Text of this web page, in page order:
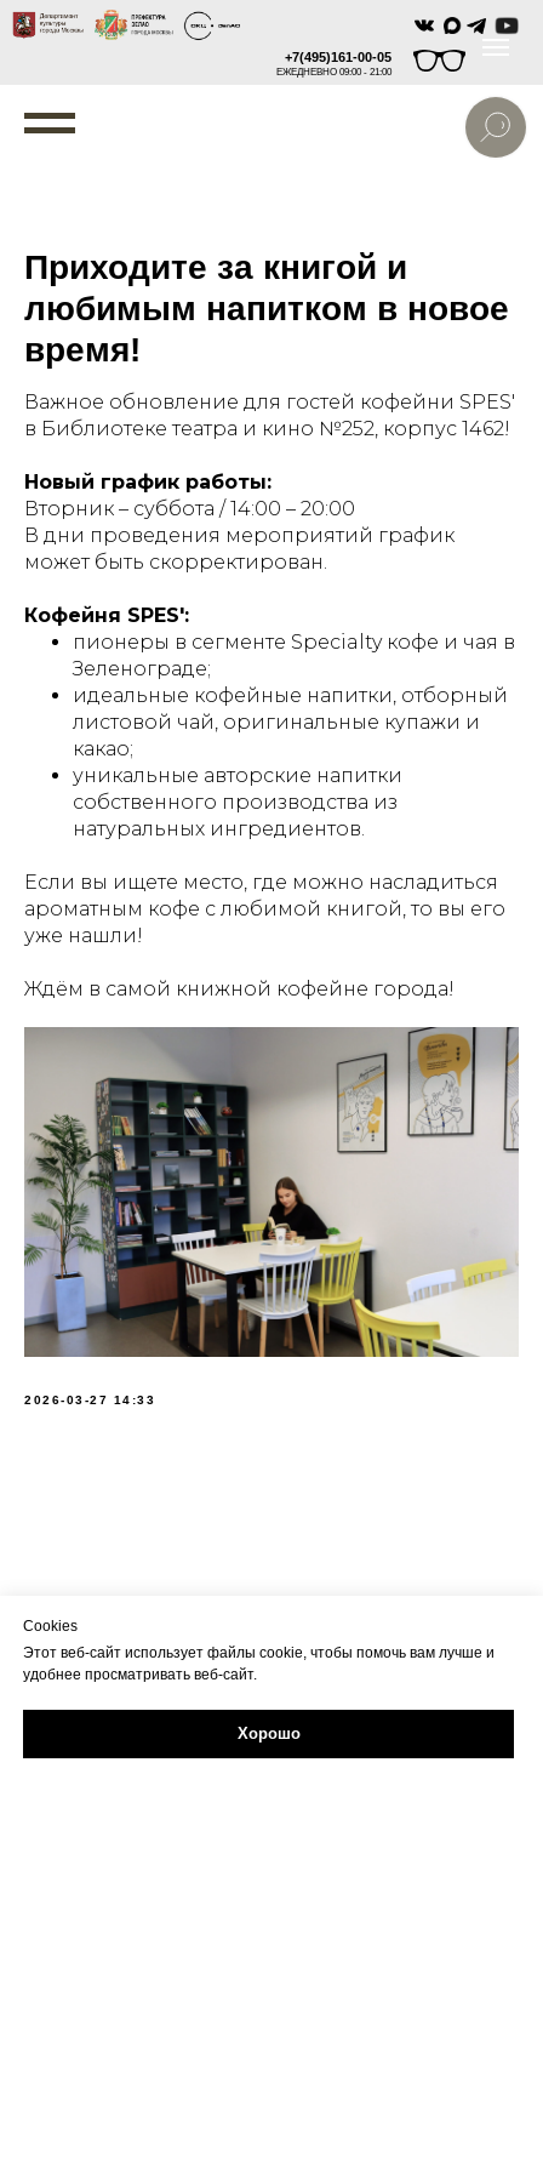
+7(495)161-00-05
ЕЖЕДНЕВНО 09:00 - 21:00
Задайте свой вопрос в Max
Приходите за книгой и
любимым напитком в новое
время!
Важное обновление для гостей кофейни SPES'
в Библиотеке театра и кино №252, корпус 1462!
Новый график работы:
Вторник – суббота / 14:00 – 20:00
В дни проведения мероприятий график
может быть скорректирован.
Кофейня SPES':
пионеры в сегменте Specialty кофе и чая в
Зеленограде;
идеальные кофейные напитки, отборный
листовой чай, оригинальные купажи и
какао;
уникальные авторские напитки
собственного производства из
натуральных ингредиентов.
Если вы ищете место, где можно насладиться
ароматным кофе с любимой книгой, то вы его
уже нашли!
Ждём в самой книжной кофейне города!
2026-03-27 14:33
Cookies
Этот веб-сайт использует файлы cookie, чтобы помочь вам лучше и
удобнее просматривать веб-сайт.
Хорошо